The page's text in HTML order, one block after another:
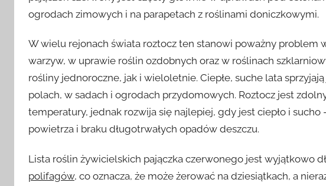
ogrodach zimowych i na parapetach z roślinami doniczkowymi.
W wielu rejonach świata roztocz ten stanowi poważny problem
warzyw, w uprawie roślin ozdobnych oraz w roślinach
rośliny jednoroczne, jak i wieloletnie. Ciepłe, suche lata
polach, w sadach i ogrodach przydomowych. Roztocz jest
temperatury, jednak rozwija się najlepiej, gdy jest ciepło i sucho
powietrza i braku długotrwałych opadów deszczu.
Lista roślin żywicielskich pajączka czerwonego jest wyjątkowo
polifagów, co oznacza, że może żerować na dziesiątkach, a